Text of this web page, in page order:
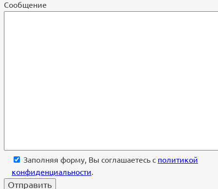
Cообщение
Заполняя форму, Вы соглашаетесь с политикой
конфиденциальности.